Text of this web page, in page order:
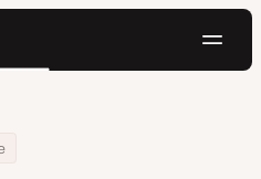
en Tu Mac de Forma